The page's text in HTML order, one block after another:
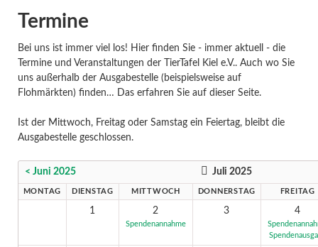
Termine
Bei uns ist immer viel los! Hier finden Sie - immer aktuell - die
Termine und Veranstaltungen der TierTafel Kiel e.V.. Auch wo Sie
uns außerhalb der Ausgabestelle (beispielsweise auf
Flohmärkten) finden… Das erfahren Sie auf dieser Seite.
Ist der Mittwoch, Freitag oder Samstag ein Feiertag, bleibt die
Ausgabestelle geschlossen.
< Juni 2025 Juli 2025
MONTAG DIENSTAG MITTWOCH DONNERSTAG FREITAG
1 2
Spendenannahme
3 4